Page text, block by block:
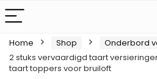
Home Shop Onderbord
2 stuks vervaardigd taart
taart toppers voor bruiloft